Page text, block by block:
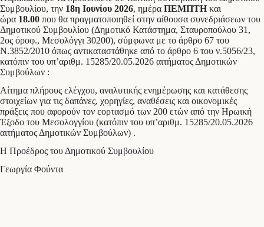
Συμβουλίου, την 18η Ιουνίου 2026, ημέρα ΠΕΜΠΤΗκαι
ώρα 18.00 που θα πραγματοποιηθεί στην αίθουσα συνεδριάσεων του
Δημοτικού Συμβουλίου (Δημοτικό Κατάστημα, Σταυροπούλου 31,
2ος όροφ., Μεσολόγγι 30200), σύμφωνα με το άρθρο 67 του
Ν.3852/2010 όπως αντικαταστάθηκε από το άρθρο 6 του ν.5056/23,
κατόπιν του υπ’αριθμ. 15285/20.05.2026 αιτήματος Δημοτικών
Συμβούλων :
Αίτημα πλήρους ελέγχου, αναλυτικής ενημέρωσης και κατάθεσης
στοιχείων για τις δαπάνες, χορηγίες, αναθέσεις και οικονομικές
πράξεις που αφορούν τον εορτασμό των 200 ετών από την Ηρωική
Έξοδο του Μεσολογγίου (κατόπιν του υπ’αριθμ. 15285/20.05.2026
αιτήματος Δημοτικών Συμβούλων) .
Η Προέδρος του Δημοτικού Συμβουλίου
Γεωργία Φούντα